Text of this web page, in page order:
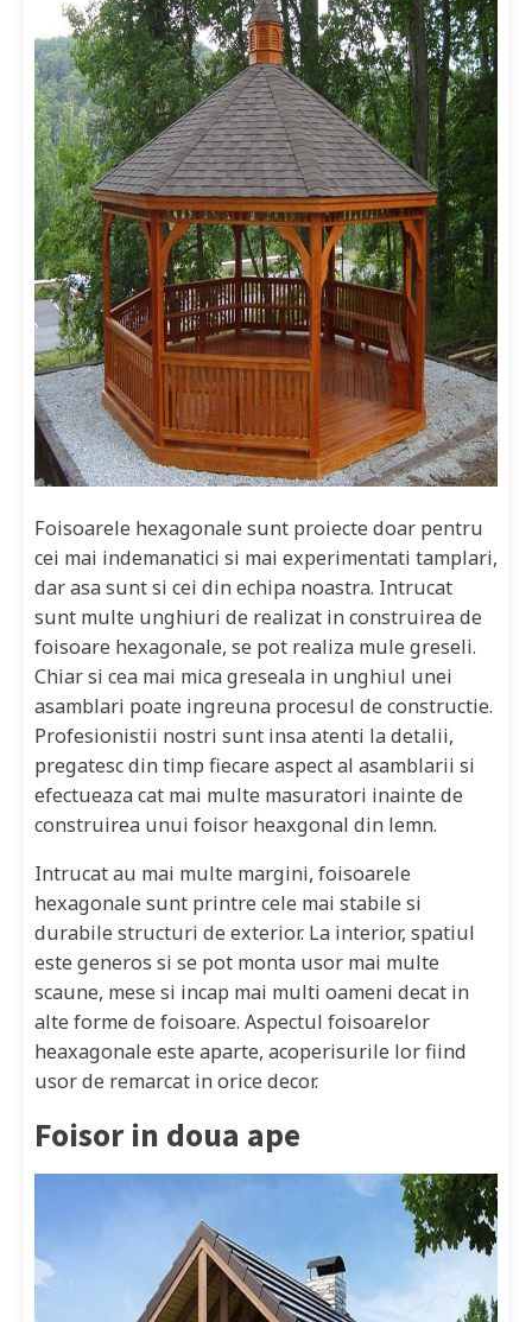
Foisoarele hexagonale sunt proiecte doar pentru
cei mai indemanatici si mai experimentati tamplari,
dar asa sunt si cei din echipa noastra. Intrucat
sunt multe unghiuri de realizat in construirea de
foisoare hexagonale, se pot realiza mule greseli.
Chiar si cea mai mica greseala in unghiul unei
asamblari poate ingreuna procesul de constructie.
Profesionistii nostri sunt insa atenti la detalii,
pregatesc din timp fiecare aspect al asamblarii si
efectueaza cat mai multe masuratori inainte de
construirea unui foisor heaxgonal din lemn.
Intrucat au mai multe margini, foisoarele
hexagonale sunt printre cele mai stabile si
durabile structuri de exterior. La interior, spatiul
este generos si se pot monta usor mai multe
scaune, mese si incap mai multi oameni decat in
alte forme de foisoare. Aspectul foisoarelor
heaxagonale este aparte, acoperisurile lor fiind
usor de remarcat in orice decor.
Foisor in doua ape